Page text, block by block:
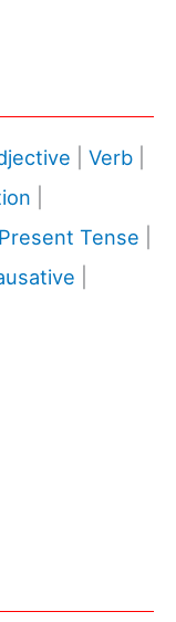
Verb
Present Tense